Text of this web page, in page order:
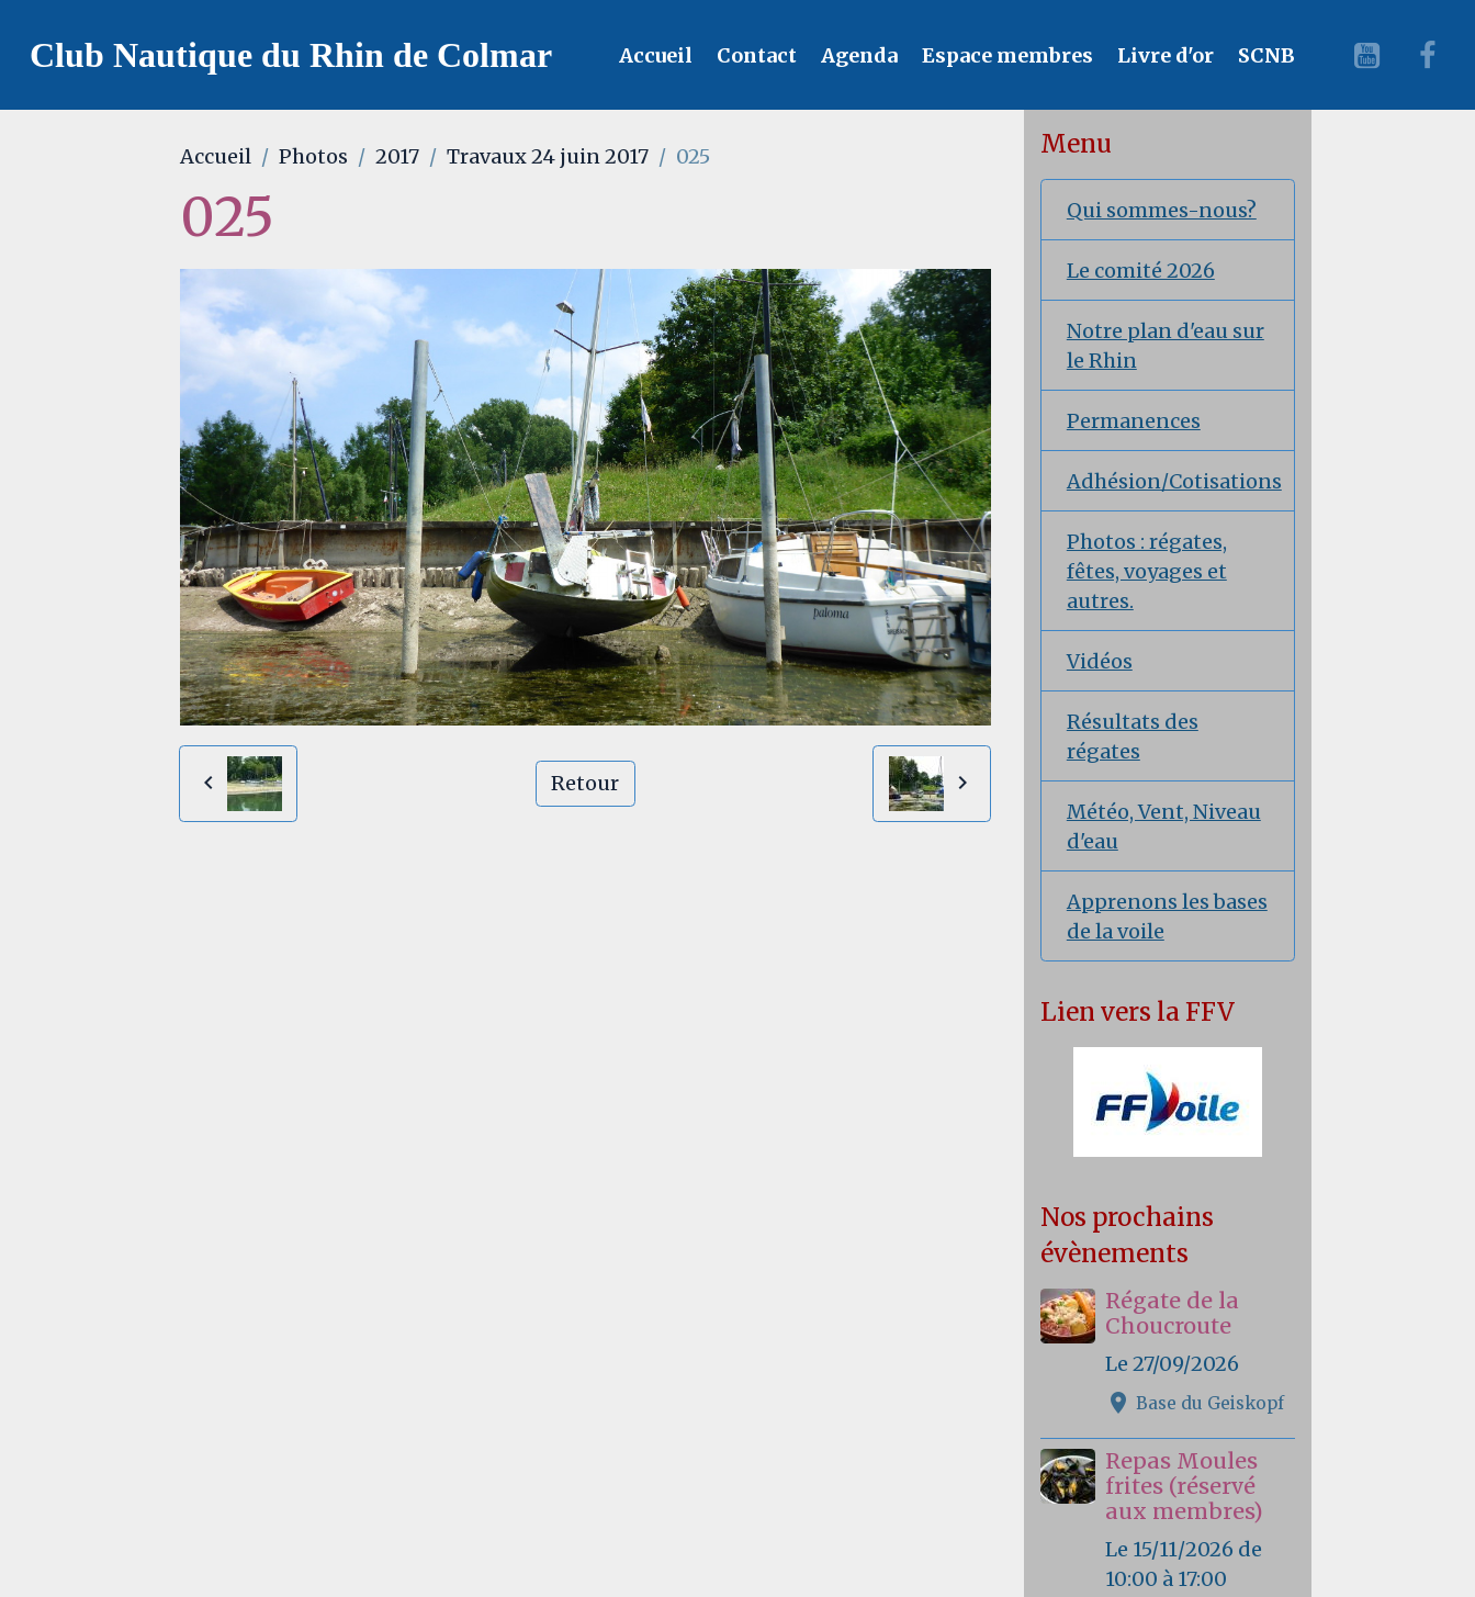
Club Nautique du Rhin de Colmar Accueil Contact Agenda Espace membres Livre d'or SCNB
Accueil Photos 2017 Travaux 24 juin 2017 025
025
Retour
Menu
Qui sommes-nous?
Le comité 2026
Notre plan d'eau sur
le Rhin
Permanences
Adhésion/Cotisations
Photos : régates,
fêtes, voyages et
autres.
Vidéos
Résultats des
régates
Météo, Vent, Niveau
d'eau
Apprenons les bases
de la voile
Lien vers la FFV
Nos prochains
évènements
Régate de la
Choucroute
Le 27/09/2026
Base du Geiskopf
Repas Moules
frites (réservé
aux membres)
Le 15/11/2026 de
10:00 à 17:00